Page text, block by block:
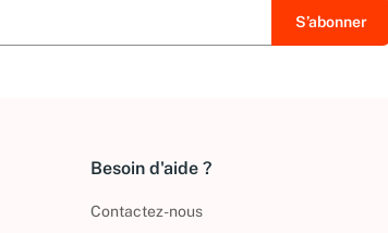
Besoin d'aide ?
Contactez-nous